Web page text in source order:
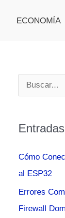
ECONOMÍA
u
c
o
r
Cómo
al ESP32
Errores
Firewall